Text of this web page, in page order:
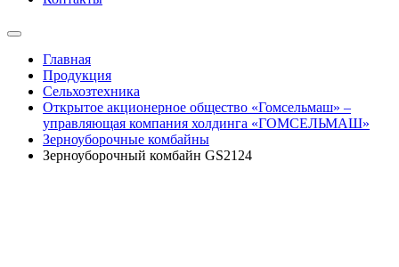
Главная
Продукция
Сельхозтехника
Открытое акционерное общество «Гомсельмаш» –
управляющая компания холдинга «ГОМСЕЛЬМАШ»
Зерноуборочные комбайны
Зерноуборочный комбайн GS2124